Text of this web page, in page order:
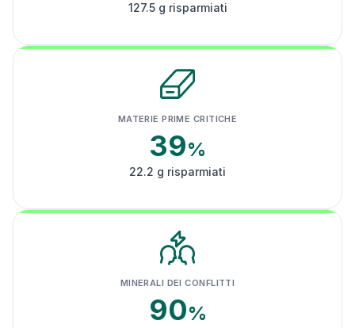
127.5 g risparmiati
MATERIE PRIME CRITICHE
39%
22.2 g risparmiati
MINERALI DEI CONFLITTI
90%